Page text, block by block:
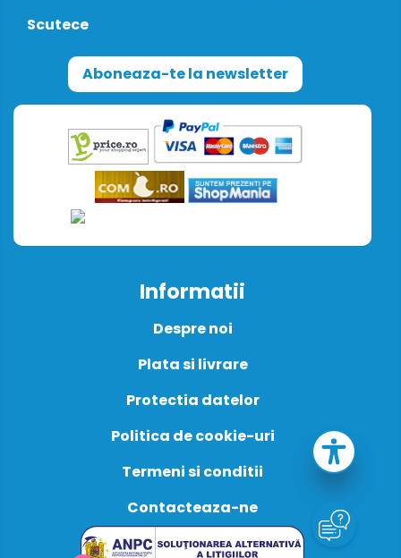
Scutece
Aboneaza-te la newsletter
Informatii
Despre noi
Plata si livrare
Protectia datelor
Politica de cookie-uri
Termeni si conditii
Contacteaza-ne